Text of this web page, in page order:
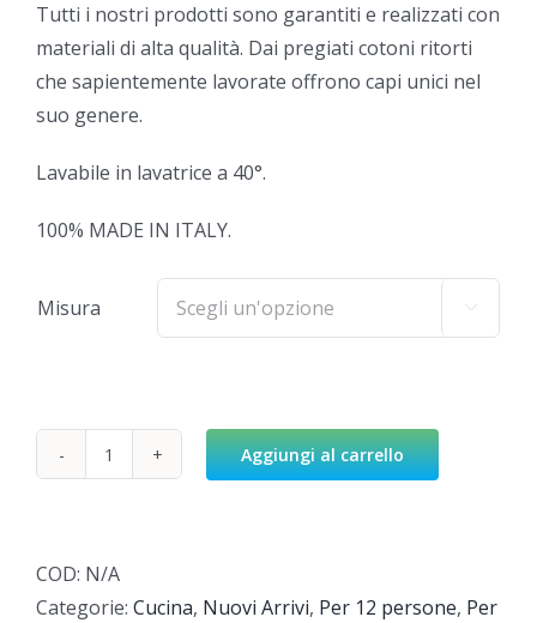
Tutti i nostri prodotti sono garantiti e realizzati con
materiali di alta qualità. Dai pregiati cotoni ritorti
che sapientemente lavorate offrono capi unici nel
suo genere.
Lavabile in lavatrice a 40°.
100% MADE IN ITALY.
Misura
Tovaglia
Aggiungi al carrello
COD: N/A
Categorie: Cucina, Nuovi Arrivi, Per 12 persone, Per